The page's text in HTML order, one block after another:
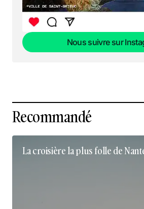
Nous suivre sur
Recommandé
La croisière la plus folle de